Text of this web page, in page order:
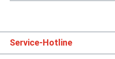
Service-Hotline